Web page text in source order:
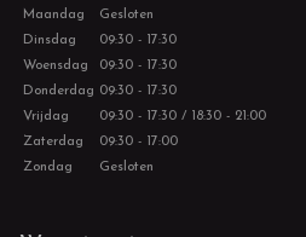
Maandag
Gesloten
Dinsdag
09:30 - 17:30
Woensdag
09:30 - 17:30
Donderdag 09:30 - 17:30
Vrijdag
09:30 - 17:30 / 18:30 - 21:00
Zaterdag
09:30 - 17:00
Zondag
Gesloten